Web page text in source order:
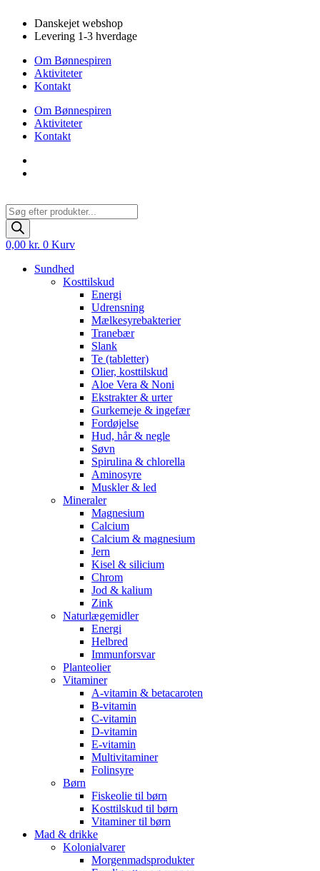
indhold
Danskejet webshop
Levering 1-3 hverdage
Om Bønnespiren
Aktiviteter
Kontakt
Om Bønnespiren
Aktiviteter
Kontakt
Products
search
0,00 kr. 0 Kurv
Sundhed
Kosttilskud
Energi
Udrensning
Mælkesyrebakterier
Tranebær
Slank
Te (tabletter)
Olier, kosttilskud
Aloe Vera & Noni
Ekstrakter & urter
Gurkemeje & ingefær
Fordøjelse
Hud, hår & negle
Søvn
Spirulina & chlorella
Aminosyre
Muskler & led
Mineraler
Magnesium
Calcium
Calcium & magnesium
Jern
Kisel & silicium
Chrom
Jod & kalium
Zink
Naturlægemidler
Energi
Helbred
Immunforsvar
Planteolier
Vitaminer
A-vitamin & betacaroten
B-vitamin
C-vitamin
D-vitamin
E-vitamin
Multivitaminer
Folinsyre
Børn
Fiskeolie til børn
Kosttilskud til børn
Vitaminer til børn
Mad & drikke
Kolonialvarer
Morgenmadsprodukter